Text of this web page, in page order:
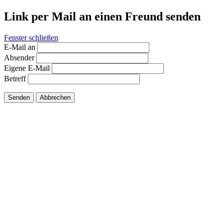
Link per Mail an einen Freund senden
Fenster schließen
E-Mail an
Absender
Eigene E-Mail
Betreff
Senden Abbrechen